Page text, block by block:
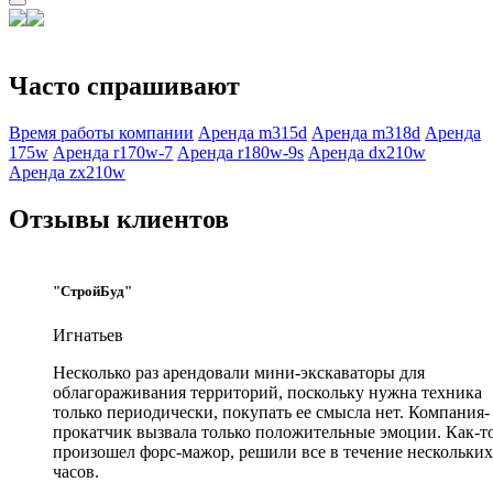
Часто спрашивают
Время работы компании Аренда m315d Аренда m318d Аренда
175w Аренда r170w-7 Аренда r180w-9s Аренда dx210w
Аренда zx210w
Отзывы клиентов
"СтройБуд"
Игнатьев
Несколько раз арендовали мини-экскаваторы для
облагораживания территорий, поскольку нужна техника
только периодически, покупать ее смысла нет. Компания-
прокатчик вызвала только положительные эмоции. Как-
произошел форс-мажор, решили все в течение нескольких
часов.